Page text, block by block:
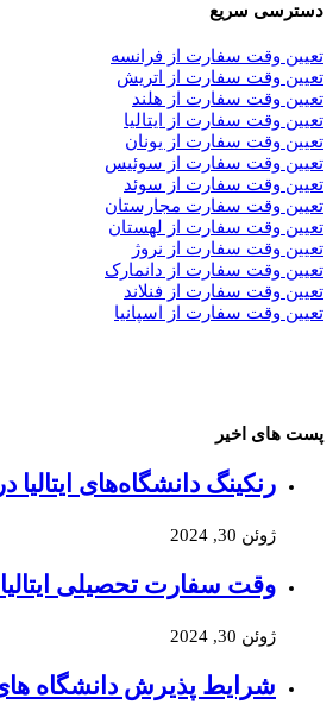
دسترسی سریع
تعیین وقت سفارت از فرانسه
تعیین وقت سفارت از اتریش
تعیین وقت سفارت از هلند
تعیین وقت سفارت از ایتالیا
تعیین وقت سفارت از یونان
تعیین وقت سفارت از سوئیس
تعیین وقت سفارت از سوئد
تعیین وقت سفارت مجارستان
تعیین وقت سفارت از لهستان
تعیین وقت سفارت از نروژ
تعیین وقت سفارت از دانمارک
تعیین وقت سفارت از فنلاند
تعیین وقت سفارت از اسپانیا
پست های اخیر
رنکینگ دانشگاه‌های ایتالیا
ژوئن 30, 2024
وقت سفارت تحصیلی ایتالیا
ژوئن 30, 2024
شرایط پذیرش دانشگاه های